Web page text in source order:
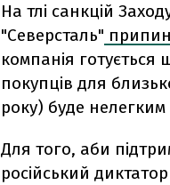
На тлі санкцій
"Северсталь"
компанія
покупців для
року) буде
Для того, аби
російський